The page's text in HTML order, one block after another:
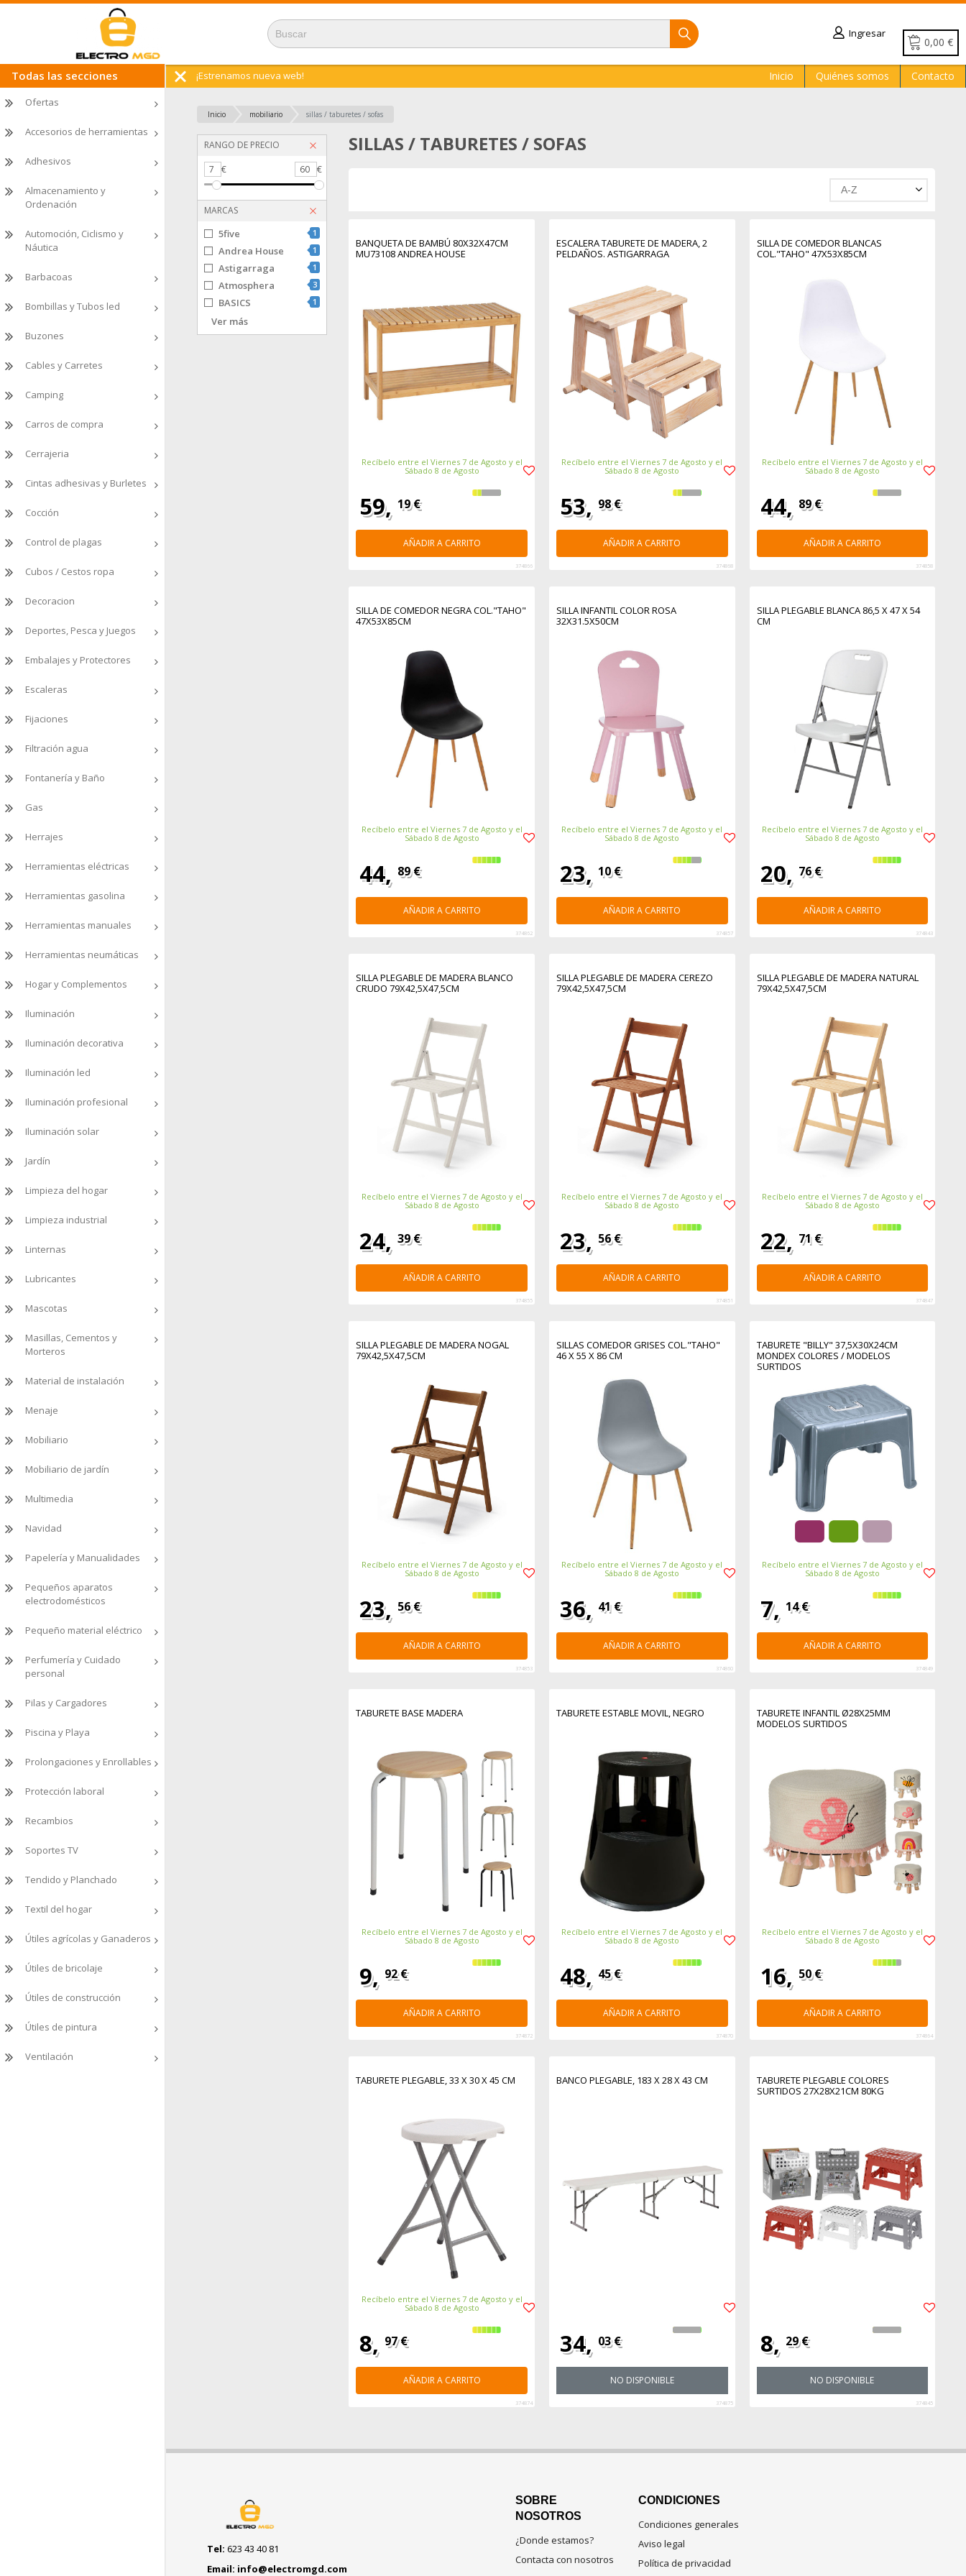
Todas las secciones
Ofertas
Accesorios de herramientas
Adhesivos
Almacenamiento y
Ordenación
Automoción, Ciclismo y
Náutica
Barbacoas
Bombillas y Tubos led
Buzones
Cables y Carretes
Camping
Carros de compra
Cerrajeria
Cintas adhesivas y Burletes
Cocción
Control de plagas
Cubos / Cestos ropa
Decoracion
Deportes, Pesca y Juegos
Embalajes y Protectores
Escaleras
Fijaciones
Filtración agua
Fontanería y Baño
Gas
Herrajes
Herramientas eléctricas
Herramientas gasolina
Herramientas manuales
Herramientas neumáticas
Hogar y Complementos
Iluminación
Iluminación decorativa
Iluminación led
Iluminación profesional
Iluminación solar
Jardín
Limpieza del hogar
Limpieza industrial
Linternas
Lubricantes
Mascotas
Masillas, Cementos y
Morteros
Material de instalación
Menaje
Mobiliario
Mobiliario de jardín
Multimedia
Navidad
Papelería y Manualidades
Pequeños aparatos
electrodomésticos
Pequeño material eléctrico
Perfumería y Cuidado
personal
Pilas y Cargadores
Piscina y Playa
Prolongaciones y Enrollables
Protección laboral
Recambios
Soportes TV
Tendido y Planchado
Textil del hogar
Útiles agrícolas y Ganaderos
Útiles de bricolaje
Útiles de construcción
Útiles de pintura
Ventilación
0,00 €
Ingresar
¡Estrenamos nueva web! Inicio Quiénes somos Contacto
Inicio mobiliario sillas / taburetes / sofas
RANGO DE PRECIO
7
€ 60 €
MARCAS
5five 1
Andrea House 1
Astigarraga 1
Atmosphera 3
BASICS 1
EDM
Home & Styling 1
Ver más
SILLAS / TABURETES / SOFAS
A-Z
BANQUETA DE BAMBÚ 80X32X47CM
MU73108 ANDREA HOUSE
Recíbelo entre el Viernes 7 de Agosto y el
Sábado 8 de Agosto
59, 19 €
AÑADIR A CARRITO
374866
ESCALERA TABURETE DE MADERA, 2
PELDAÑOS. ASTIGARRAGA
Recíbelo entre el Viernes 7 de Agosto y el
Sábado 8 de Agosto
53, 98 €
AÑADIR A CARRITO
374868
SILLA DE COMEDOR BLANCAS
COL."TAHO" 47X53X85CM
Recíbelo entre el Viernes 7 de Agosto y el
Sábado 8 de Agosto
44, 89 €
AÑADIR A CARRITO
374858
SILLA DE COMEDOR NEGRA COL."TAHO"
47X53X85CM
Recíbelo entre el Viernes 7 de Agosto y el
Sábado 8 de Agosto
44, 89 €
AÑADIR A CARRITO
374862
SILLA INFANTIL COLOR ROSA
32X31.5X50CM
Recíbelo entre el Viernes 7 de Agosto y el
Sábado 8 de Agosto
23, 10 €
AÑADIR A CARRITO
374857
SILLA PLEGABLE BLANCA 86,5 X 47 X 54
CM
Recíbelo entre el Viernes 7 de Agosto y el
Sábado 8 de Agosto
20, 76 €
AÑADIR A CARRITO
374843
SILLA PLEGABLE DE MADERA BLANCO
CRUDO 79X42,5X47,5CM
Recíbelo entre el Viernes 7 de Agosto y el
Sábado 8 de Agosto
24,39 €
AÑADIR A CARRITO
374855
SILLA PLEGABLE DE MADERA CEREZO
79X42,5X47,5CM
Recíbelo entre el Viernes 7 de Agosto y el
Sábado 8 de Agosto
23, 56 €
AÑADIR A CARRITO
374851
SILLA PLEGABLE DE MADERA NATURAL
79X42,5X47,5CM
Recíbelo entre el Viernes 7 de Agosto y el
Sábado 8 de Agosto
22, 71 €
AÑADIR A CARRITO
374847
SILLA PLEGABLE DE MADERA NOGAL
79X42,5X47,5CM
Recíbelo entre el Viernes 7 de Agosto y el
Sábado 8 de Agosto
23, 56 €
AÑADIR A CARRITO
374853
SILLAS COMEDOR GRISES COL."TAHO"
46 X 55 X 86 CM
Recíbelo entre el Viernes 7 de Agosto y el
Sábado 8 de Agosto
36, 41 €
AÑADIR A CARRITO
374860
TABURETE "BILLY" 37,5X30X24CM
MONDEX COLORES / MODELOS
SURTIDOS
Recíbelo entre el Viernes 7 de Agosto y el
Sábado 8 de Agosto
7, 14 €
AÑADIR A CARRITO
374849
TABURETE BASE MADERA
Recíbelo entre el Viernes 7 de Agosto y el
Sábado 8 de Agosto
9, 92 €
AÑADIR A CARRITO
374872
TABURETE ESTABLE MOVIL, NEGRO
Recíbelo entre el Viernes 7 de Agosto y el
Sábado 8 de Agosto
48, 45 €
AÑADIR A CARRITO
374870
TABURETE INFANTIL Ø28X25MM
MODELOS SURTIDOS
Recíbelo entre el Viernes 7 de Agosto y el
Sábado 8 de Agosto
16, 50 €
AÑADIR A CARRITO
374864
TABURETE PLEGABLE, 33 X 30 X 45 CM
Recíbelo entre el Viernes 7 de Agosto y el
Sábado 8 de Agosto
8, 97 €
AÑADIR A CARRITO
374874
BANCO PLEGABLE, 183 X 28 X 43 CM
34, 03 €
NO DISPONIBLE
374875
TABURETE PLEGABLE COLORES
SURTIDOS 27X28X21CM 80KG
8, 29 €
NO DISPONIBLE
374845
Tel:623 43 40 81
Email: info@electromgd.com
SOBRE
NOSOTROS
¿Donde estamos?
Contacta con nosotros
CONDICIONES
Condiciones generales
Aviso legal
Política de privacidad